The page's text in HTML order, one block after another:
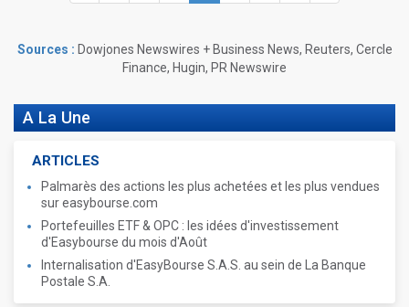
Sources : Dowjones Newswires + Business News, Reuters, Cercle
Finance, Hugin, PR Newswire
A La Une
ARTICLES
Palmarès des actions les plus achetées et les plus vendues
sur easybourse.com
Portefeuilles ETF & OPC : les idées d'investissement
d'Easybourse du mois d'Août
Internalisation d'EasyBourse S.A.S. au sein de La Banque
Postale S.A.